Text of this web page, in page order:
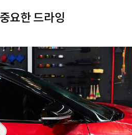
요한 드라잉